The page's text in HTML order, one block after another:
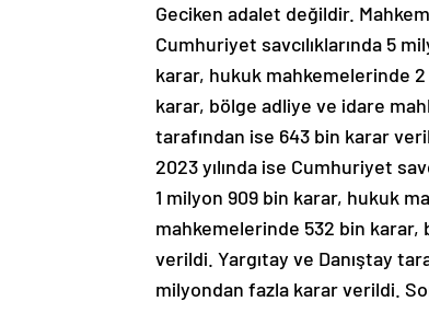
Geciken adalet değildir.
Cumhuriyet savcılıklarında 5
karar, hukuk mahkemelerinde
karar, bölge adliye ve idare
tarafından ise 643 bin karar
2023 yılında ise Cumhuriyet
1 milyon 909 bin karar, hukuk
mahkemelerinde 532 bin karar,
verildi. Yargıtay ve Danıştay
milyondan fazla karar verildi.